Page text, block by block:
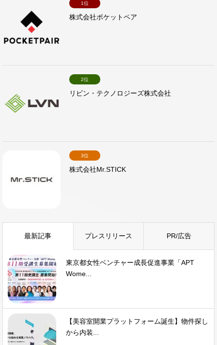
1位
株式会社ポケットペア
2位
リビン・テクノロジーズ株式会社
3位
株式会社Mr.STICK
最新記事 プレスリリース PR/広告
東京都女性ベンチャー成長促進事業「APT
Wome...
【美容室開業プラットフォーム誕生】物件探し
から内装...